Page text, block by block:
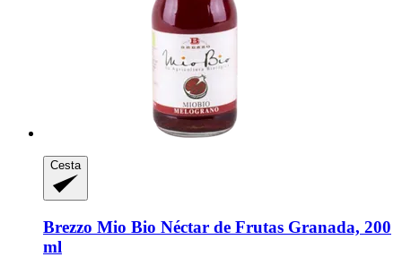
Cesta
Brezzo Mio Bio Néctar de Frutas Granada, 200
ml